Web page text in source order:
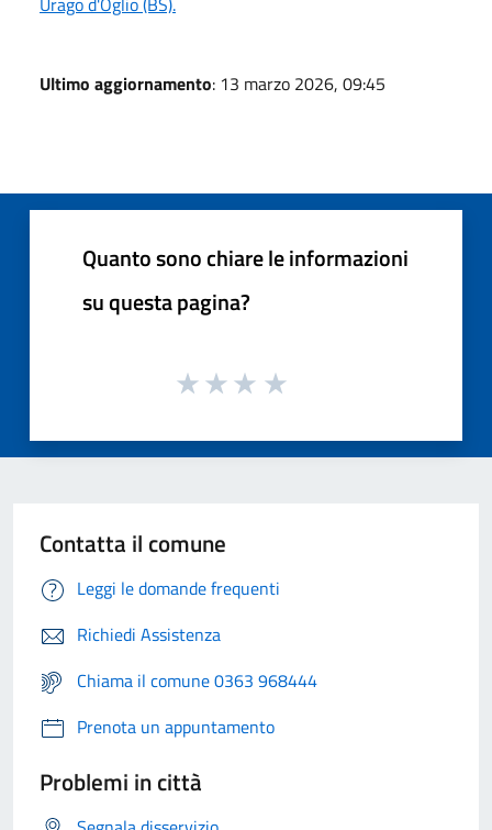
Ultimo aggiornamento: 13 marzo 2026, 09:45
Quanto sono chiare le informazioni
su questa pagina?
Contatta il comune
Leggi le domande frequenti
Richiedi Assistenza
Chiama il comune 0363 968444
Prenota un appuntamento
Problemi in città